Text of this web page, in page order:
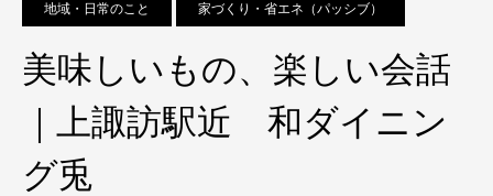
地域・日常のこと 家づくり・省エネ（パッシブ）
美味しいもの、楽しい会話
｜上諏訪駅近 和ダイニン
グ兎